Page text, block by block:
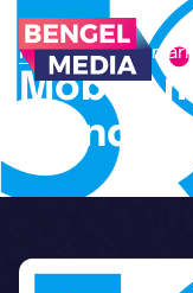
Home>Mobile
Mobile
trends